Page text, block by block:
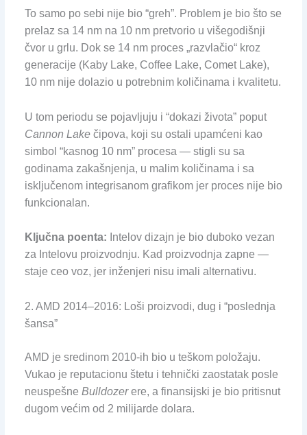
To samo po sebi nije bio “greh”. Problem je bio što se
prelaz sa 14 nm na 10 nm pretvorio u višegodišnji
čvor u grlu. Dok se 14 nm proces „razvlačio“ kroz
generacije (Kaby Lake, Coffee Lake, Comet Lake),
10 nm nije dolazio u potrebnim količinama i kvalitetu.
U tom periodu se pojavljuju i “dokazi života” poput
Cannon Lakečipova, koji su ostali upamćeni kao
simbol “kasnog 10 nm” procesa — stigli su sa
godinama zakašnjenja, u malim količinama i sa
isključenom integrisanom grafikom jer proces nije bio
funkcionalan.
Ključna poenta: Intelov dizajn je bio duboko vezan
za Intelovu proizvodnju. Kad proizvodnja zapne —
staje ceo voz, jer inženjeri nisu imali alternativu.
2. AMD 2014–2016: Loši proizvodi, dug i “poslednja
šansa”
AMD je sredinom 2010-ih bio u teškom položaju.
Vukao je reputacionu štetu i tehnički zaostatak posle
neuspešne Bulldozerere, a finansijski je bio pritisnut
dugom većim od 2 milijarde dolara.